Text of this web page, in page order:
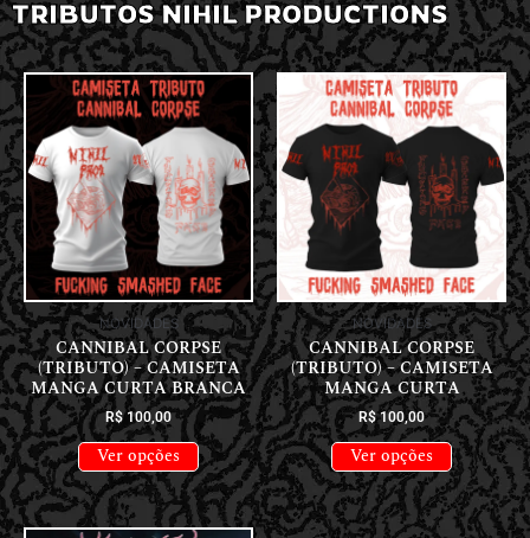
TRIBUTOS NIHIL PRODUCTIONS
NOVIDADES
CANNIBAL CORPSE
(TRIBUTO) – CAMISETA
MANGA CURTA BRANCA
R$100,00
Ver opções
NOVIDADES
CANNIBAL CORPSE
(TRIBUTO) – CAMISETA
MANGA CURTA
R$100,00
Ver opções